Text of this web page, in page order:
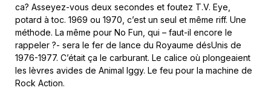
ca? Asseyez-vous deux secondes et foutez T.V. Eye,
potard à toc. 1969 ou 1970, c’est un seul et même riff. Une
méthode. La même pour No Fun, qui – faut-il encore le
rappeler ?- sera le fer de lance du Royaume désUnis de
1976-1977. C’était ça le carburant. Le calice où plongeaient
les lèvres avides de Animal Iggy. Le feu pour la machine de
Rock Action.